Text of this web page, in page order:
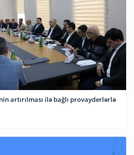
artırılması ilə bağlı provayderlərlə